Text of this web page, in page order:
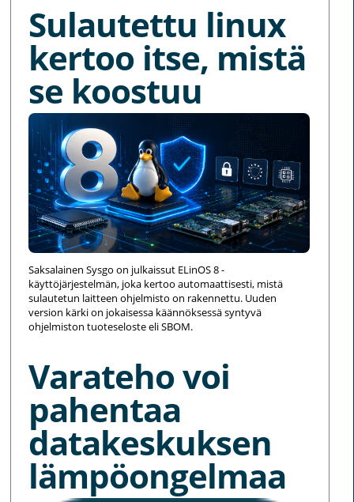
Sulautettu linux
kertoo itse, mistä
se koostuu
Saksalainen Sysgo on julkaissut ELinOS 8 -
käyttöjärjestelmän, joka kertoo automaattisesti, mistä
sulautetun laitteen ohjelmisto on rakennettu. Uuden
version kärki on jokaisessa käännöksessä syntyvä
ohjelmiston tuoteseloste eli SBOM.
Varateho voi
pahentaa
datakeskuksen
lämpöongelmaa